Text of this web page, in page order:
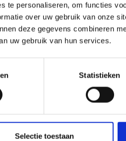
te personaliseren, om functies
over uw gebruik van onze
deze gegevens combineren
uw gebruik van hun services.
Statistieken
Selectie toestaan